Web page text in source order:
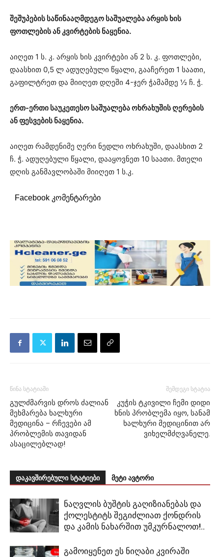
შეშუპების საწინააღმდეგო საშუალება არყის ხის
ფოთლების ან კვირტების ნაყენია.
აიღეთ 1 ს. კ. არყის ხის კვირტები ან 2 ს. კ. ფოთლები,
დაასხით 0,5 ლ ადუღებული წყალი, გააჩერეთ 1 საათი,
გაფილტრეთ და მიიღეთ დღეში 4-ჯერ ჭამამდე ½ ჩ. ჭ.
ერთ-ერთი საუკეთესო საშუალება ოხრახუშის ღერების
ან ფესვების ნაყენია.
აიღეთ რამდენიმე ღერი ნედლი ოხრახუში, დაასხით 2
ჩ. ჭ. ადუღებული წყალი, დააყოვნეთ 10 საათი. მთელი
დღის განმავლობაში მიიღეთ 1 ს.კ.
Facebook კომენტარები
წინა სტატიაში
გულძმარვის დროს ძალიან
მეხმარება ხალხური
მედიცინა – რჩევები ამ
პრობლემის თავიდან
ასაცილებლად!
შემდეგი სტატია
კუჭის ტკივილი ჩემი დიდი
ხნის პრობლემა იყო, სანამ
ხალხური მედიცინით არ
ვიხელმძღვანელე.
დაკავშირებული სტატიები მეტი ავტორი
ნაღვლის ბუშტის გაღიზიანებას და
ქოლესტიტს შეგიძლიათ ქონდრის
და კამის ნახარშით უმკურნალოთ!..
გამოიყენეთ ეს ნიღაბი კვირაში